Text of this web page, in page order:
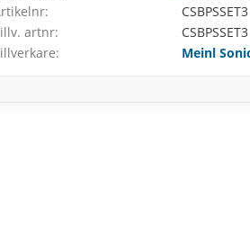
CSBPSSET3
artnr
CSBPSSET3
Meinl